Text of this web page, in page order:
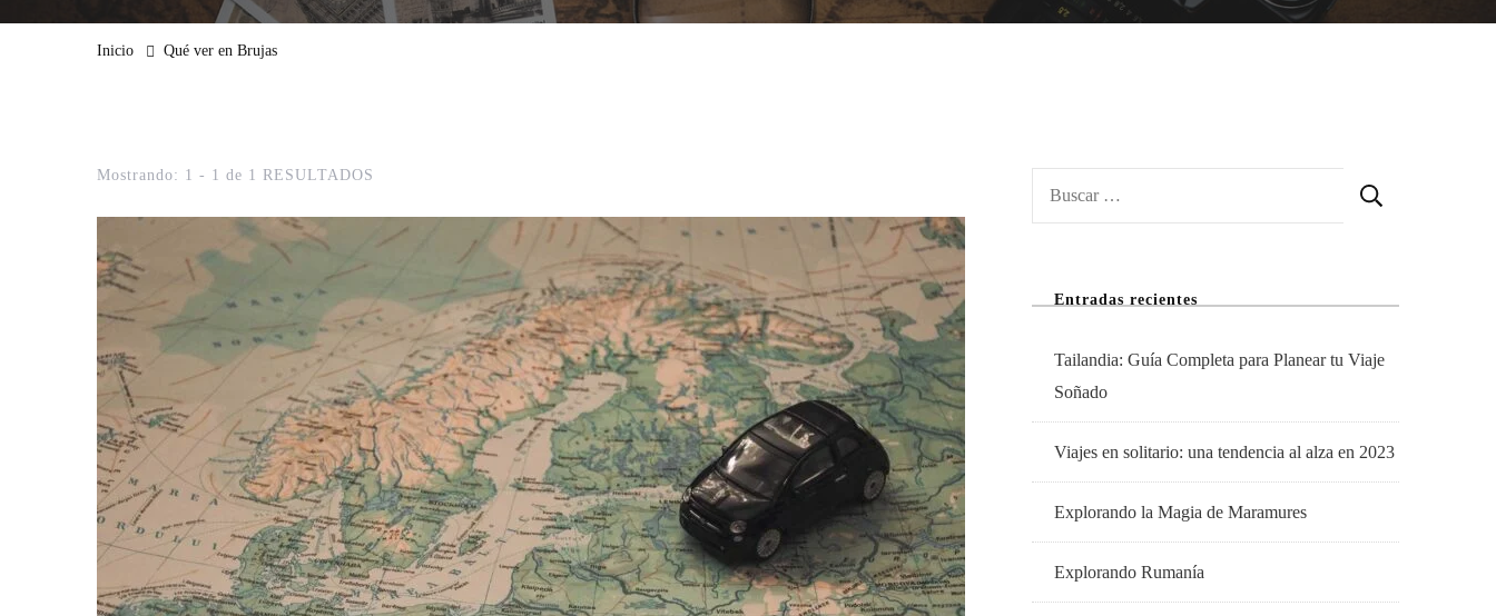
Inicio Qué ver en Brujas
Mostrando: 1 - 1 de 1 RESULTADOS
Entradas recientes
Tailandia: Guía Completa para Planear tu Viaje
Soñado
Viajes en solitario: una tendencia al alza en 2023
Explorando la Magia de Maramures
Explorando Rumanía